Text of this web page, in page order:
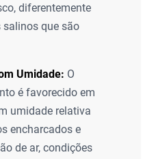
diferentemente
que são
Umidade: O
é favorecido em
umidade relativa
encharcados e
de ar, condições